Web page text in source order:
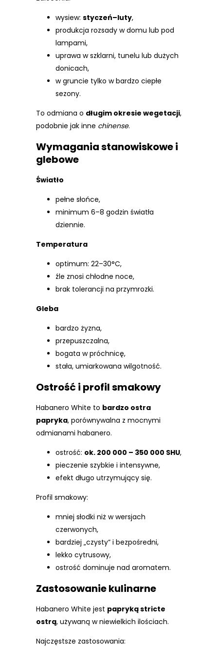
wysiew: styczeń–luty,
produkcja rozsady w domu lub pod
lampami,
uprawa w szklarni, tunelu lub dużych
donicach,
w gruncie tylko w bardzo ciepłe
sezony.
To odmiana o długim okresie wegetacji,
podobnie jak inne chinense.
Wymagania stanowiskowe i
glebowe
Światło
pełne słońce,
minimum 6–8 godzin światła
dziennie.
Temperatura
optimum: 22–30°C,
źle znosi chłodne noce,
brak tolerancji na przymrozki.
Gleba
bardzo żyzna,
przepuszczalna,
bogata w próchnicę,
stała, umiarkowana wilgotność.
Ostrość i profil smakowy
Habanero White to bardzo ostra
papryka, porównywalna z mocnymi
odmianami habanero.
ostrość: ok. 200 000 – 350 000 SHU,
pieczenie szybkie i intensywne,
efekt długo utrzymujący się.
Profil smakowy:
mniej słodki niż w wersjach
czerwonych,
bardziej „czysty” i bezpośredni,
lekko cytrusowy,
ostrość dominuje nad aromatem.
Zastosowanie kulinarne
Habanero White jest papryką stricte
ostrą, używaną w niewielkich ilościach.
Najczęstsze zastosowania: